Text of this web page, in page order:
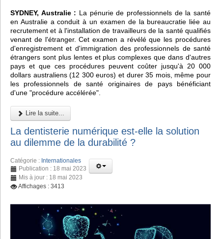
SYDNEY, Australie : La pénurie de professionnels de la santé
en Australie a conduit à un examen de la bureaucratie liée au
recrutement et à l'installation de travailleurs de la santé qualifiés
venant de l'étranger. Cet examen a révélé que les procédures
d'enregistrement et d'immigration des professionnels de santé
étrangers sont plus lentes et plus complexes que dans d'autres
pays et que ces procédures peuvent coûter jusqu'à 20 000
dollars australiens (12 300 euros) et durer 35 mois, même pour
les professionnels de santé originaires de pays bénéficiant
d'une "procédure accélérée".
Lire la suite...
La dentisterie numérique est-elle la solution
au dilemme de la durabilité ?
Catégorie : Internationales
Publication : 18 mai 2023
Mis à jour : 18 mai 2023
Affichages : 3413